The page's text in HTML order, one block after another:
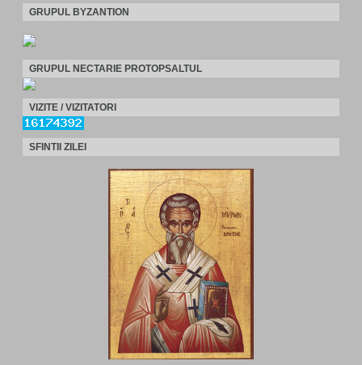
GRUPUL BYZANTION
GRUPUL NECTARIE PROTOPSALTUL
VIZITE / VIZITATORI
SFINTII ZILEI